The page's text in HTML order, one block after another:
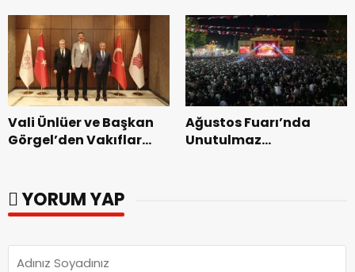
dönemin ön kayıtları
başladı.
Vali Ünlüer ve Başkan
Görgel’den Vakıflar
Ağustos Fuarı’nda
Unutulmaz
YORUM YAP